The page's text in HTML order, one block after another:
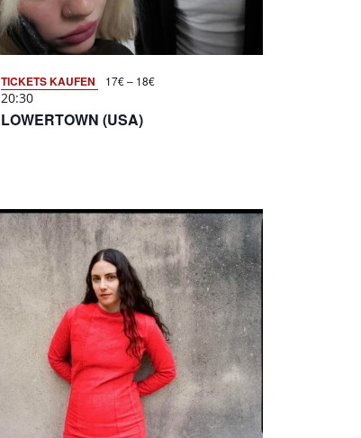
LOWERTOWN (USA)
20:30
TICKETS KAUFEN 17€ – 18€